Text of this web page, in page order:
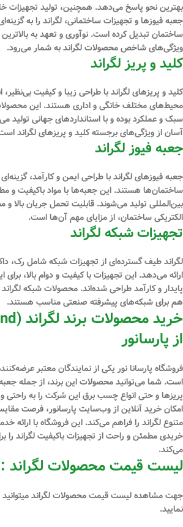
بهترین نحو پاسخ می‌دهد. همچنین، تولید تجهیزات
جعبه‌ فیوزها و تجهیزات ساختما‌نی، لگراند را به
ساختمان تبدیل کرده است. نوآوری و تعهد به بالاترین
ویژگی‌های شاخص محصولات لگراند به شمار می‌رود.
کلید و پریز لگراند
کلید و پریزهای لگراند با طراحی زیبا و کیفیت بی‌نظیر،
محیط‌های مختلف خانگی و اداری هستند. این محصولات
سبک و عملکرد بوده و با استانداردهای جهانی تولید
آسان از ویژگی‌های برجسته کلید و پریزهای لگراند
جعبه فیوز لگراند
جعبه فیوزهای لگراند با طراحی ایمن و کارآمد،
ساختمان‌ها هستند. این جعبه‌ها با مواد باکیفیت و
بین‌المللی تولید می‌شوند. قابلیت تحمل جریان بالا و
الکتریکی ساختمان، از مزایای مهم آن‌ها است.
تجهیزات شبکه لگراند
لگراند طیف گسترده‌ای از تجهیزات شبکه شامل رک،
ارائه می‌دهد. این تجهیزات با کیفیت و دوام بالا،
پایدار و کارآمد طراحی شده‌اند. محصولات شبکه
هم برای شبکه‌های پیشرفته صنعتی مناسب هستند.
از پارسانور
فروشگاه پارسانا نور یکی از نمایندگان معتبر
است. شما می‌توانید محصولات این برند، از جمله
پریزها و حتی انواع چسب برق این شرکت را به راحتی و
امکان خرید آنلاین از وب‌سایت پارسانور، فرصت
متنوع لگراند را فراهم می‌کند. این فروشگاه با ارائه
خریدی مطمئن و راحت از تجهیزات باکیفیت لگراند
می‌کند.
لیست قیمت محصولات لگراند :
جهت مشاهده لیست قیمت محصولات لگراند
نمایید.